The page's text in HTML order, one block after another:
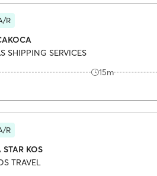
R
SHIPPING SERVICES
15m
R
STAR KOS
TRAVEL